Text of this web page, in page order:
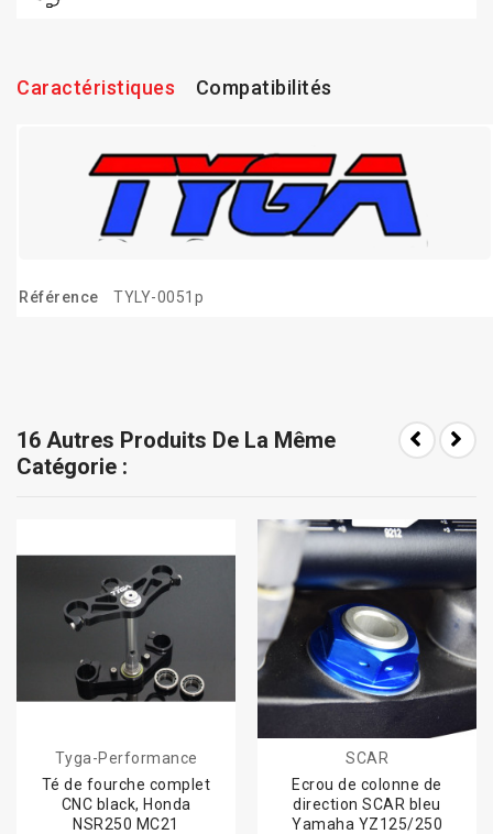
Caractéristiques Compatibilités
Référence TYLY-0051p
16 Autres Produits De La Même
Catégorie :
Tyga-Performance
Té de fourche complet
CNC black, Honda
NSR250 MC21
SCAR
Ecrou de colonne de
direction SCAR bleu
Yamaha YZ125/250